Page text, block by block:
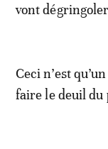
vont
Ceci n’est
faire le deuil du